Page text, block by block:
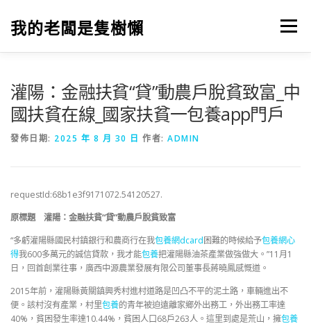
我的老闆是隻樹懶 選單
灌陽：金融扶貧“貸”動農戶脫貧致富_中
國扶貧在線_國家扶貧一包養app門戶
發佈日期: 2025 年 8 月 30 日 作者: ADMIN
requestId:68b1e3f9171072.54120527.
原標題 灌陽：金融扶貧“貸”動農戶脫貧致富
“多虧灌陽縣國民村鎮銀行和農商行在我包養網dcard困難的時候給予包養網心
得我600多萬元的誠信貸款，我才能包養把灌陽縣油茶產業做強做大。”11月1
日，回首創業往事，廣西中源農業發展有限公司董事長蔣曉鳳感慨道。
2015年前，灌陽縣黃關鎮興秀村進村道路是凹凸不平的泥土路，車輛進出不
便。該村沒有產業，村里包養的青年被迫遠離家鄉外出務工，外出務工率達
40%，貧困發生率達10.44%，貧困人口68戶263人。這里到處是荒山，擁包養